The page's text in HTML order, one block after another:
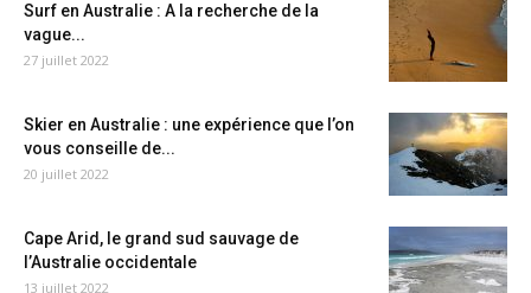
Surf en Australie : A la recherche de la
vague...
27 juillet 2022
Skier en Australie : une expérience que l’on
vous conseille de...
20 juillet 2022
Cape Arid, le grand sud sauvage de
l’Australie occidentale
13 juillet 2022